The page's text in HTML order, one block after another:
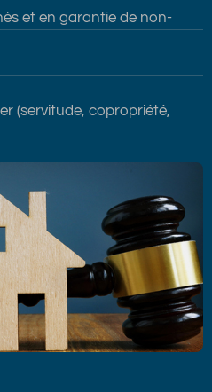
et en garantie de non-
(servitude, copropriété,